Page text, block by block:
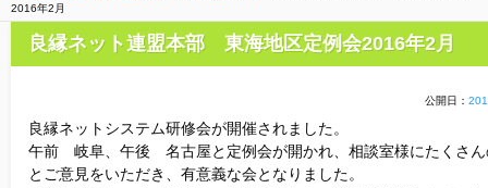
開業支援
お金のこと
2016年2月
良縁ネット連盟本部 東海地区定例会2016年2月
公開日：
良縁ネットシステム研修会が開催されました。
午前 岐阜、午後 名古屋と定例会が開かれ、相談室様にたくさん
とご意見をいただき、有意義な会となりました。